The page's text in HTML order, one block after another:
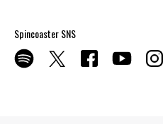
Spincoaster SNS